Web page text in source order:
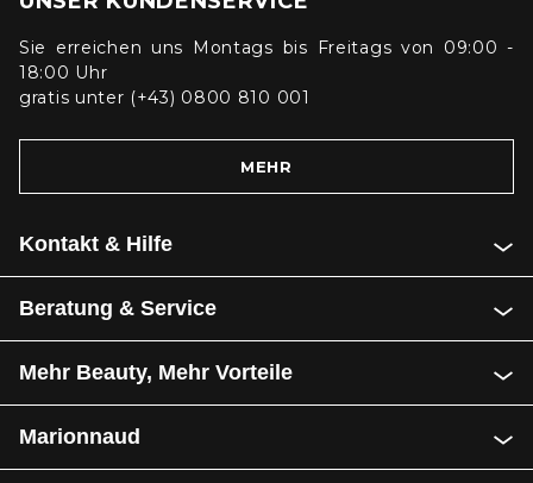
Sie erreichen uns Montags bis Freitags von 09:00 -
18:00 Uhr
gratis unter (+43) 0800 810 001
MEHR
Kontakt & Hilfe
Beratung & Service
Mehr Beauty, Mehr Vorteile
Marionnaud